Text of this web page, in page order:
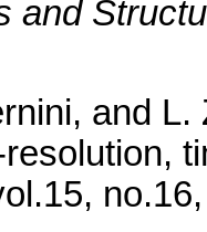
and
and L.